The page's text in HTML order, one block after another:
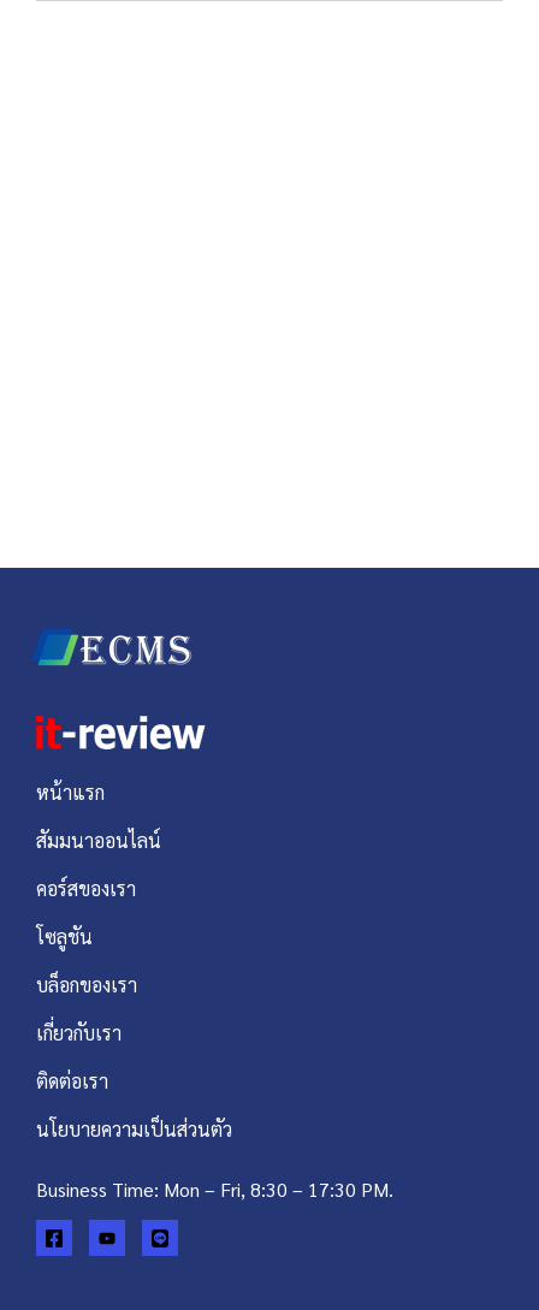
หน้าแรก
สัมมนาออนไลน์
คอร์สของเรา
โซลูชัน
บล็อกของเรา
เกี่ยวกับเรา
ติดต่อเรา
นโยบายความเป็นส่วนตัว
Business Time: Mon – Fri, 8:30 – 17:30 PM.